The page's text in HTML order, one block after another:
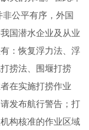
公平有序，外国
国潜水企业及从业
：恢复浮力法、浮
捞法、围堰打捞
在实施打捞作业
发布航行警告；打
构核准的作业区域